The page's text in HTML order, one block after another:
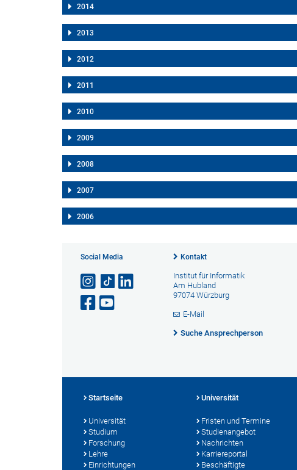
2014
2013
2012
2011
2010
2009
2008
2007
2006
Social Media Kontakt
Institut für Informatik
Am Hubland
97074 Würzburg
E-Mail
Suche Ansprechperson
Startseite
Universität
Studium
Forschung
Lehre
Einrichtungen
Universität
Fristen und Termine
Studienangebot
Nachrichten
Karriereportal
Beschäftigte